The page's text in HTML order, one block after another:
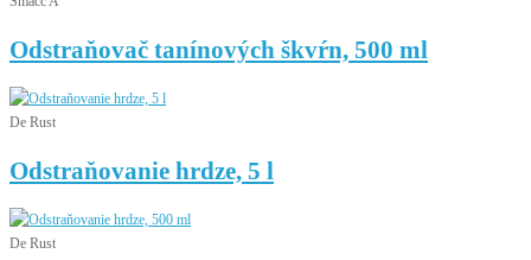
Odstraňovač tanínových škvŕn, 500 ml
De Rust
Odstraňovanie hrdze, 5 l
De Rust